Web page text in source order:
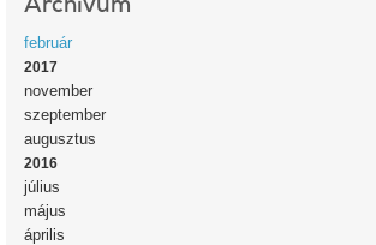
február
2017
november
szeptember
augusztus
2016
július
május
április